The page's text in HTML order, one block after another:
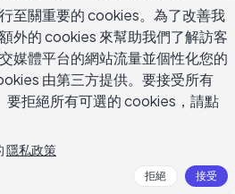
结构、能够打开的主题行、
，以及将初步兴趣转变为真
电子邮件与冷销售电
至關重要的 cookies。為了改善我
外的 cookies 來幫助我們了解訪客
媒體平台的網站流量並個性化您的
由第三方提供。要接受所有
拒絕所有可選的 cookies，請點
隱私政策
拒絕 接受